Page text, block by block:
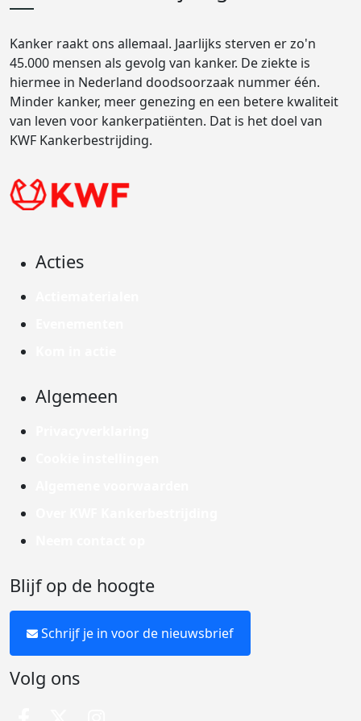
Kanker raakt ons allemaal. Jaarlijks sterven er zo'n
45.000 mensen als gevolg van kanker. De ziekte is
hiermee in Nederland doodsoorzaak nummer één.
Minder kanker, meer genezing en een betere kwaliteit
van leven voor kankerpatiënten. Dat is het doel van
KWF Kankerbestrijding.
Acties
Algemeen
Blijf op de hoogte
Schrijf je in voor de nieuwsbrief
Volg ons